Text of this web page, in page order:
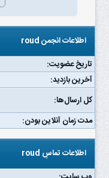
اطلاعات انجمن roud
تاریخ عضویت:
آخرین بازدید:
کل ارسال‌ها:
مدت زمان آنلاین بودن:
اطلاعات تماسِ roud